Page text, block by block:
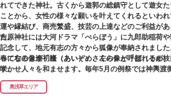
れてできた神社。古くから遊郭の総鎮守として遊女
ことから、女性の様々な願いを叶えてくれるといわ
運や縁結び、商売繁盛、技芸の上達などのご利益が
た。
春になると逢初桜（あいぞめさくら）と呼ばれるが
咲かせ人々を和ませます。毎年5月の例祭では神輿渡
い掛け声とともに各町は活気にあふれます。
吉原弁財天は浅草名所七福神の一社・弁財天にあたり
吉原神社には大河ドラマ「べらぼう」に九郎助稲荷
記念して、地元有志の方々から狐像が奉納されまし
って右の像が「逢（あい）」、左の像が「初（そめ
す。
奥浅草エリア